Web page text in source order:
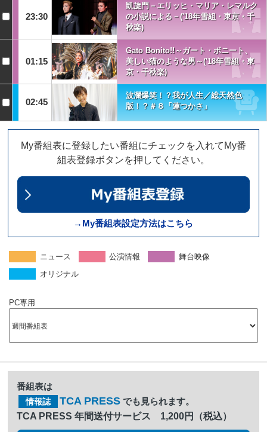
23:30
凱旋門－エリッヒ・マリア・レマルク
の小説による－('18年雪組・東京・千
秋楽)
01:15
Gato Bonito!!～ガート・ボニート、
美しい猫のような男～('18年雪組・東
京・千秋楽)
02:45
波瀾爆笑！？我が人生／総天然色
版！？＃８「蓮つかさ」
My番組表に登録したい番組にチェックを入れてMy番
組表登録ボタンを押してください。
→My番組表設定方法はこちら
ニュース 公演情報
舞台映像
オリジナル
PC専用
番組表は
情報誌 TCA PRESS でも見られます。
TCA PRESS 年間送付サービス 1,200円（税込）